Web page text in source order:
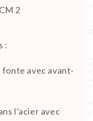
2
:
fonte avec avant-
l’acier avec